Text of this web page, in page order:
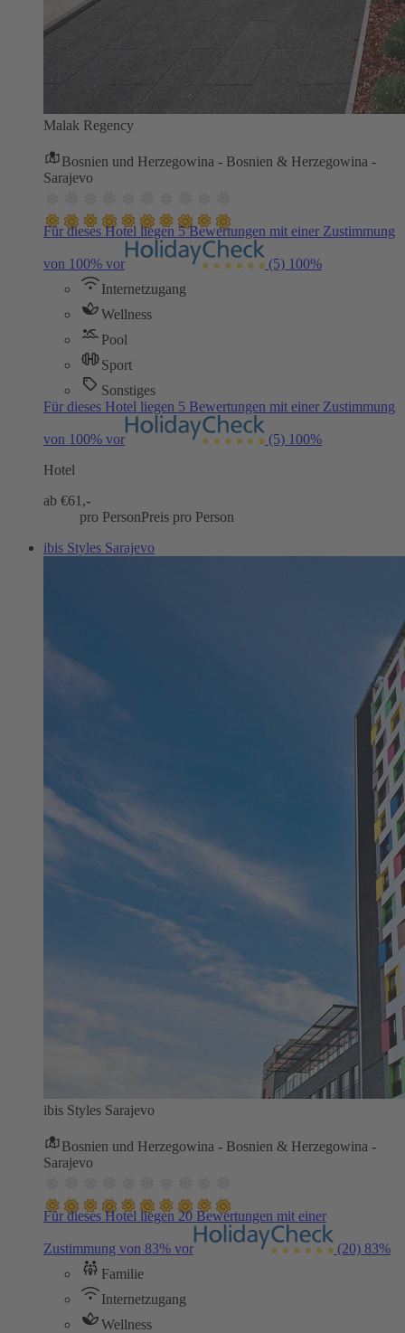
Malak Regency
Bosnien und Herzegowina - Bosnien & Herzegowina -
Sarajevo
Für dieses Hotel liegen 5 Bewertungen mit einer Zustimmung
von 100% vor (5) 100%
Internetzugang
Wellness
Pool
Sport
Sonstiges
Für dieses Hotel liegen 5 Bewertungen mit einer Zustimmung
von 100% vor (5) 100%
Hotel
ab €61,-
pro PersonPreis pro Person
ibis Styles Sarajevo
ibis Styles Sarajevo
Bosnien und Herzegowina - Bosnien & Herzegowina -
Sarajevo
Für dieses Hotel liegen 20 Bewertungen mit einer
Zustimmung von 83% vor (20) 83%
Familie
Internetzugang
Wellness